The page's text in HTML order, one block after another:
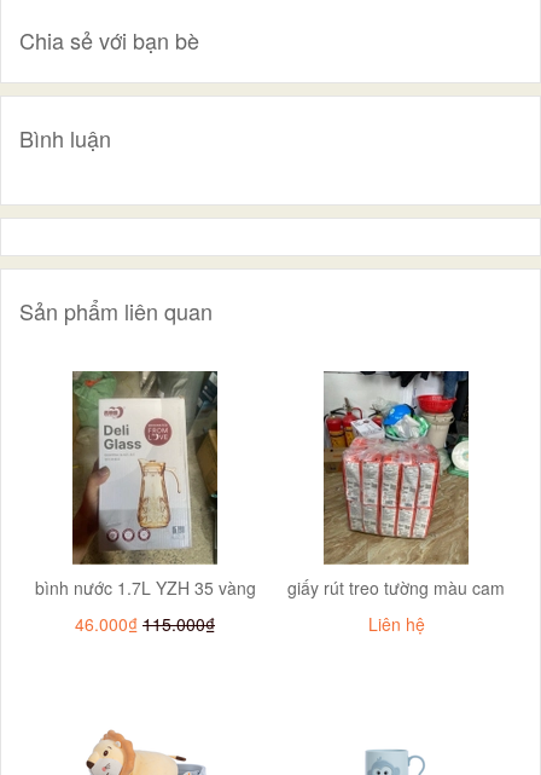
Chia sẻ với bạn bè
Bình luận
Sản phẩm liên quan
bình nước 1.7L YZH 35 vàng
46.000₫ 115.000₫
giấy rút treo tường màu cam
Liên hệ